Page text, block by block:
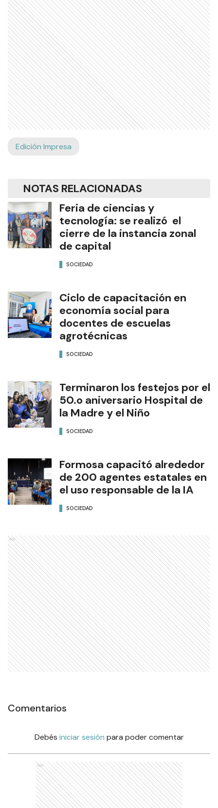
Edición Impresa
NOTAS RELACIONADAS
Feria de ciencias y
tecnología: se realizó el
cierre de la instancia zonal
de capital
SOCIEDAD
Ciclo de capacitación en
economía social para
docentes de escuelas
agrotécnicas
SOCIEDAD
Terminaron los festejos por el
50.o aniversario Hospital de
la Madre y el Niño
SOCIEDAD
Formosa capacitó alrededor
de 200 agentes estatales en
el uso responsable de la IA
SOCIEDAD
Ads
Comentarios
Debés iniciar sesión para poder comentar
Ads